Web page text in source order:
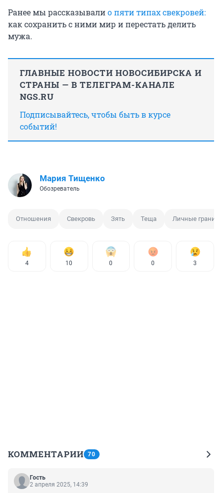
Ранее мы рассказывалио пяти типах свекровей:
как сохранить с ними мир и перестать делить
мужа.
ГЛАВНЫЕ НОВОСТИ НОВОСИБИРСКА И
СТРАНЫ — В ТЕЛЕГРАМ-КАНАЛЕ
NGS.RU
Подписывайтесь, чтобы быть в курсе
событий!
Мария Тищенко
Обозреватель
Отношения Свекровь Зять Теща Личные
4 10 0 0 3
КОММЕНТАРИИ 70
Гость
2 апреля 2025, 14:39